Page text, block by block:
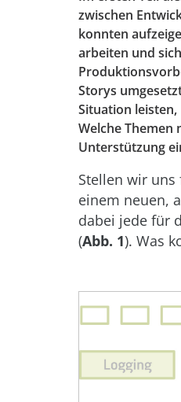
zwischen
konnten
arbeiten und
Storys
Situation
Welche Themen
Unterstützung
Stellen wir uns
einem neuen,
dabei jede für
(Abb. 1). Was